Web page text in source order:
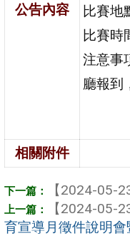
公告內容
比賽地
比賽時
注意事
廳報到
相關附件
【2024-05-
【2024-05-
育宣導月徵件說明